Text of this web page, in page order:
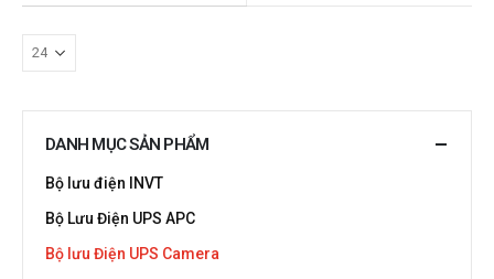
DANH MỤC SẢN PHẨM
Bộ lưu điện INVT
Bộ Lưu Điện UPS APC
Bộ lưu Điện UPS Camera